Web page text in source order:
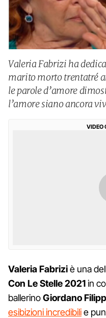
Valeria Fabrizi ha
marito morto trentatré
le parole d’amore
l’amore siano ancora
VIDEO
Valeria Fabriziè una
Con Le Stelle 2021in
ballerinoGiordano
esibizioni incredibilie